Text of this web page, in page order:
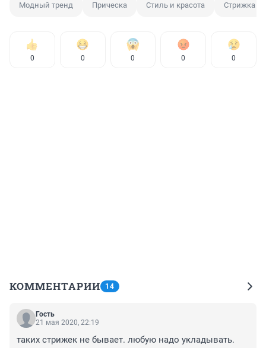
Модный тренд Прическа Стиль и красота Стрижка
0 0 0 0 0
КОММЕНТАРИИ 14
Гость
21 мая 2020, 22:19
таких стрижек не бывает. любую надо укладывать.